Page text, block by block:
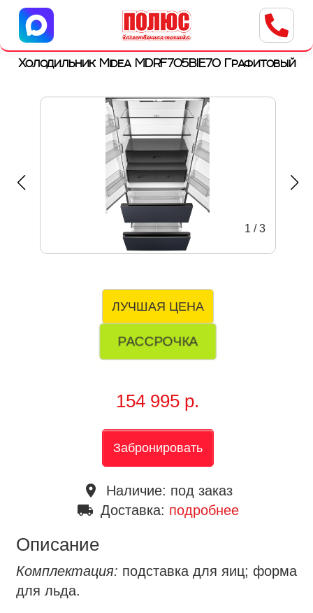
Центр бытовой техники
г. Ульяновск, ул. Пушкарева, 8a
Холодильник Midea MDRF705BIE70 Графитовый
1 /3
ЛУЧШАЯ ЦЕНА
РАССРОЧКА
154 995 р.
Забронировать
place Наличие: под заказ
local_shipping Доставка: подробнее
Описание
Комплектация: подставка для яиц; форма
для льда.